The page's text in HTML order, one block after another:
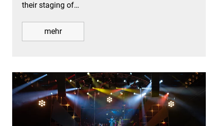
their staging of…
mehr